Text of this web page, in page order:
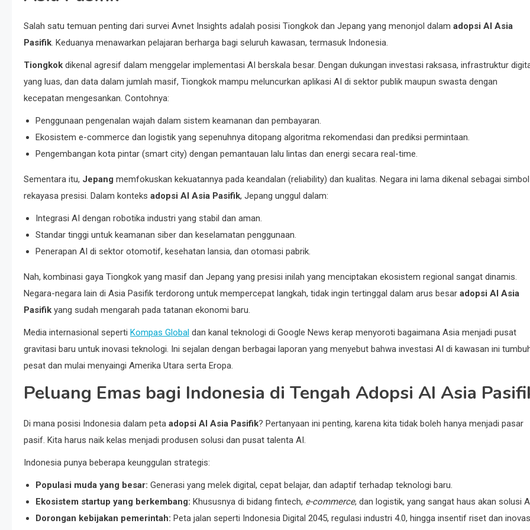
Salah satu temuan penting dari survei Avnet Insights adalah posisi Tiongkok dan Jepang yang menonjol dalam adopsi AI Asia
Pasifik. Keduanya menawarkan pelajaran berharga bagi seluruh kawasan, termasuk Indonesia.
Tiongkok dikenal agresif dalam menggelar implementasi AI berskala besar. Dengan dukungan investasi raksasa, infrastruktur
yang luas, dan data dalam jumlah masif, Tiongkok mampu meluncurkan aplikasi AI di sektor publik maupun swasta dengan
kecepatan mengesankan. Contohnya:
Penggunaan pengenalan wajah dalam sistem keamanan dan pembayaran.
Ekosistem e-commerce dan logistik yang sepenuhnya ditopang algoritma rekomendasi dan prediksi permintaan.
Pengembangan kota pintar (smart city) dengan pemantauan lalu lintas dan energi secara real-time.
Sementara itu, Jepang memfokuskan kekuatannya pada keandalan (reliability) dan kualitas. Negara ini lama dikenal sebagai simbol
rekayasa presisi. Dalam konteks adopsi AI Asia Pasifik, Jepang unggul dalam:
Integrasi AI dengan robotika industri yang stabil dan aman.
Standar tinggi untuk keamanan siber dan keselamatan penggunaan.
Penerapan AI di sektor otomotif, kesehatan lansia, dan otomasi pabrik.
Nah, kombinasi gaya Tiongkok yang masif dan Jepang yang presisi inilah yang menciptakan ekosistem regional sangat dinamis.
Negara-negara lain di Asia Pasifik terdorong untuk mempercepat langkah, tidak ingin tertinggal dalam arus besar adopsi AI Asia
Pasifik yang sudah mengarah pada tatanan ekonomi baru.
Media internasional seperti Kompas Global dan kanal teknologi di Google News kerap menyoroti bagaimana Asia menjadi pusat
gravitasi baru untuk inovasi teknologi. Ini sejalan dengan berbagai laporan yang menyebut bahwa investasi AI di kawasan ini
pesat dan mulai menyaingi Amerika Utara serta Eropa.
Peluang Emas bagi Indonesia di Tengah Adopsi AI Asia
Di mana posisi Indonesia dalam peta adopsi AI Asia Pasifik? Pertanyaan ini penting, karena kita tidak boleh hanya menjadi pasar
pasif. Kita harus naik kelas menjadi produsen solusi dan pusat talenta AI.
Indonesia punya beberapa keunggulan strategis:
Populasi muda yang besar: Generasi yang melek digital, cepat belajar, dan adaptif terhadap teknologi baru.
Ekosistem startup yang berkembang: Khususnya di bidang fintech, e-commerce, dan logistik, yang sangat haus akan solusi
Dorongan kebijakan pemerintah: Peta jalan seperti Indonesia Digital 2045, regulasi industri 4.0, hingga insentif riset dan